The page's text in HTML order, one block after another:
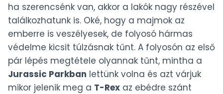
ha szerencsénk van, akkor a lakók nagy részével
találkozhatunk is. Oké, hogy a majmok az
emberre is veszélyesek, de folyosó hármas
védelme kicsit túlzásnak tűnt. A folyosón az első
pár lépés megtétele olyannak tűnt, mintha a
Jurassic Parkban lettünk volna és azt várjuk
mikor jelenik meg a T-Rex az ebédre szánt